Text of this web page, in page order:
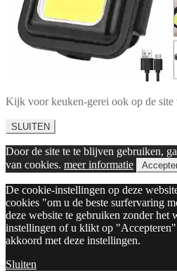
Kijk voor keuken-gerei ook op de site
SLUITEN
Door de site te te blijven gebruiken,
van cookies. meer informatie
De cookie-instellingen op deze
cookies "om u de beste surfervaring
deze website te gebruiken zonder
instellingen of u klikt op "Accepteren"
akkoord met deze instellingen.
Sluiten